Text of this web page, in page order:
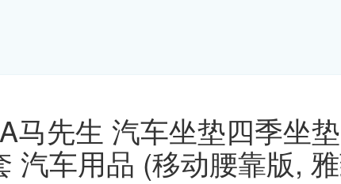
马先生 汽车坐垫四季坐
汽车用品 (移动腰靠版,